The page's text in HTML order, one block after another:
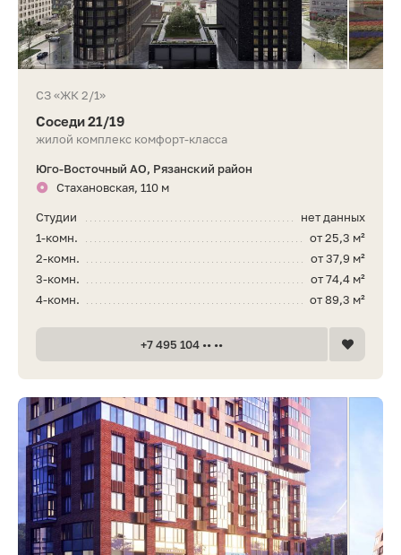
СЗ «ЖК 2/1»
Соседи 21/19
жилой комплекс комфорт-класса
Юго-Восточный АО, Рязанский район
Стахановская, 110 м
нет данных
Студии
от 25,3 м²
1-комн.
от 37,9 м²
2-комн.
от 74,4 м²
3-комн.
от 89,3 м²
4-комн.
+7 495 104 •• ••